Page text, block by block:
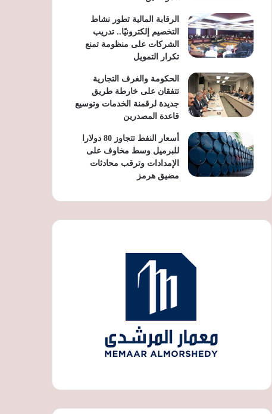
الرقابة المالية تطور نشاط
التخصيم إلكترونيًا.. تدريب
الشركات على منظومة تمنع
تكرار التمويل
الحكومة والغرف التجارية
تتفقان على خارطة طريق
جديدة لرقمنة الخدمات وتوسيع
قاعدة المصدرين
أسعار النفط تتجاوز 80 دولارا
للبرميل وسط مخاوف على
الإمدادات وترقب محادثات
مضيق هرمز